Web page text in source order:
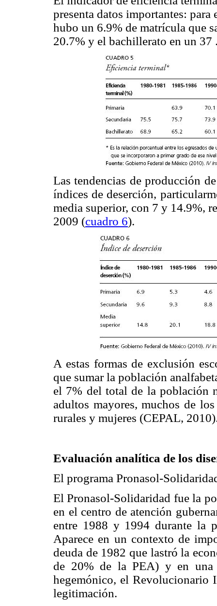
presenta datos importantes:
hubo un 6.9% de matrícula que
20.7% y el bachillerato en un 37
Las tendencias de producción
índices de deserción,
media superior, con 7 y 14.9%,
2009 (cuadro 6).
A estas formas de exclusión
que sumar la población
el 7% del total de la población
adultos mayores, muchos de
rurales y mujeres (CEPAL,
Evaluación analítica de los
El programa Pronasol-
El Pronasol-Solidaridad fue la
en el centro de atención
entre 1988 y 1994 durante la
Aparece en un contexto de
deuda de 1982 que lastró la
de 20% de la PEA) y en una
hegemónico, el Revolucionario
legitimación.